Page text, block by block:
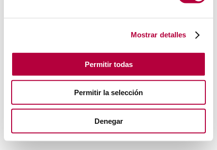
Mostrar detalles
Permitir todas
Permitir la selección
Denegar